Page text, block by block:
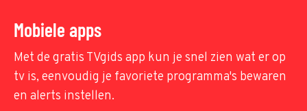
Mobiele apps
Met de gratis TVgids app kun je snel zien wat er op
tv is, eenvoudig je favoriete programma's bewaren
en alerts instellen.